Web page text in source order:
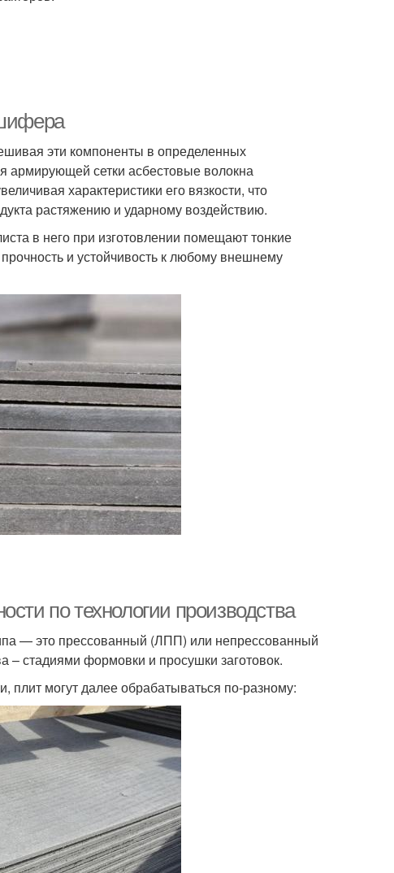
эти компоненты в определенных
армирующей сетки асбестовые волокна
характеристики его вязкости, что
растяжению и ударному воздействию.
в него при изготовлении помещают тонкие
и устойчивость к любому внешнему
по технологии производства
— это прессованный (ЛПП) или непрессованный
стадиями формовки и просушки заготовок.
могут далее обрабатываться по-разному: